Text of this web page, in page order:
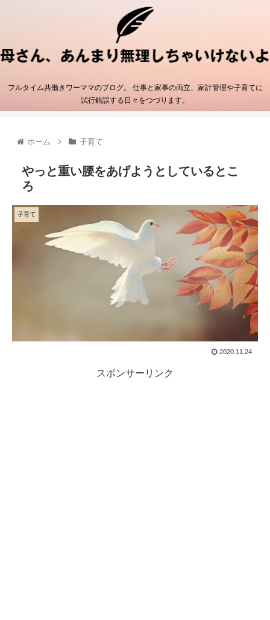
フルタイム共働きワーママのブログ。 仕事と家事の両立、家計管理や子育てに
試行錯誤する日々をつづります。
ホーム 子育て
やっと重い腰をあげようとしているとこ
ろ
子育て
2020.11.24
スポンサーリンク